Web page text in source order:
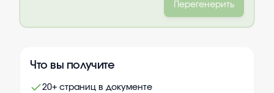
Перегенерить
Что вы получите
20+ страниц в документе